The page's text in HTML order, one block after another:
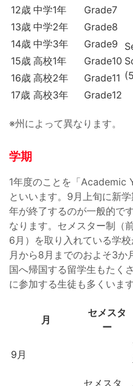
12歳 中学1年
Grade7
13歳 中学2年
Grade8
14歳 中学3年
Grade9
15歳 高校1年
Grade10
16歳 高校2年
Grade11
17歳 高校3年 Grade12
※州によって異なります。
学期
1年度のことを「Academic
といいます。9月上旬に新
年が終了するのが一般的で
なります。セメスター制（
6月）を取り入れている学
月から8月までのおよそ3か
国へ帰国する留学生もたく
に参加する生徒も多くいます
月
セメスタ
ー
9月
セメスタ